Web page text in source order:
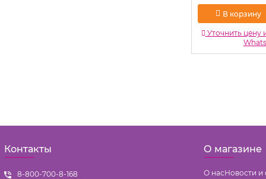
В корзину
Уточнить цену
Контакты
8-800-700-8-168
О магазине
О насНовости и